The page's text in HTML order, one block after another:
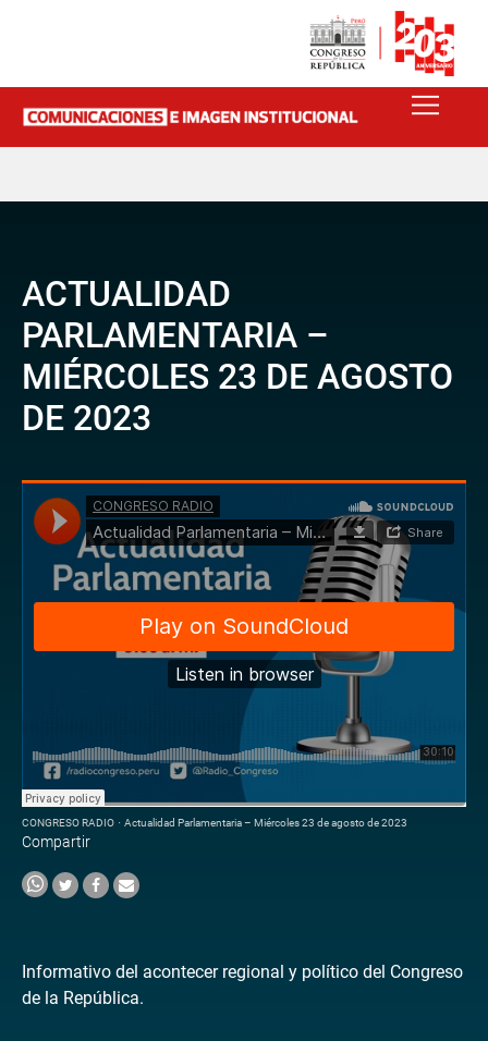
ACTUALIDAD
PARLAMENTARIA –
MIÉRCOLES 23 DE AGOSTO
DE 2023
CONGRESO RADIO · Actualidad Parlamentaria – Miércoles 23 de agosto de 2023
Compartir
Informativo del acontecer regional y político del Congreso
de la República.